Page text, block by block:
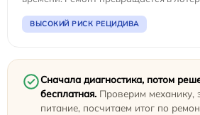
ВЫСОКИЙ РИСК РЕЦИДИВА
Сначала диагностика, потом
бесплатная. Проверим механику,
питание, посчитаем итог по